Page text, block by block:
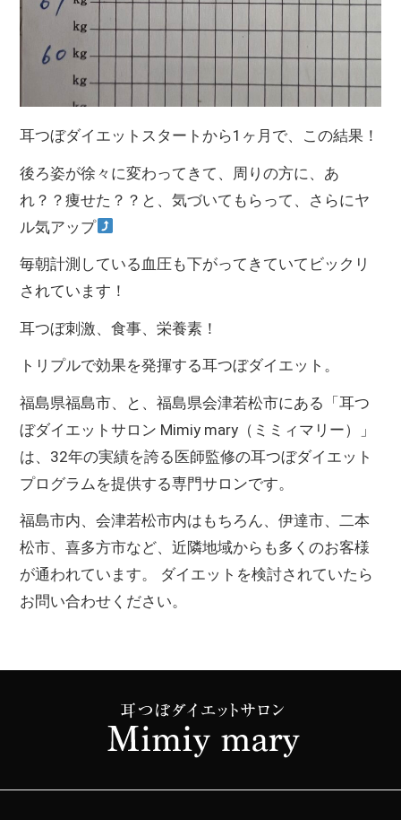
耳つぼダイエットスタートから1ヶ月で、この結果！
後ろ姿が徐々に変わってきて、周りの方に、あ
れ？？痩せた？？と、気づいてもらって、さらにヤ
ル気アップ
毎朝計測している血圧も下がってきていてビックリ
されています！
耳つぼ刺激、食事、栄養素！
トリプルで効果を発揮する耳つぼダイエット。
福島県福島市、と、福島県会津若松市にある「耳つ
ぼダイエットサロン Mimiy mary（ミミィマリー）」
は、32年の実績を誇る医師監修の耳つぼダイエット
プログラムを提供する専門サロンです。
福島市内、会津若松市内はもちろん、伊達市、二本
松市、喜多方市など、近隣地域からも多くのお客様
が通われています。 ダイエットを検討されていたら
お問い合わせください。